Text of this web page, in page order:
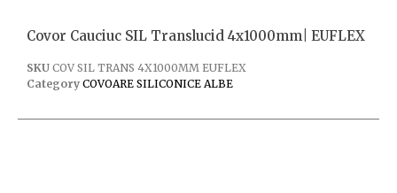
Covor Cauciuc SIL Translucid 4x1000mm| EUFLEX
SKU COV SIL TRANS 4X1000MM EUFLEX
Category COVOARE SILICONICE ALBE